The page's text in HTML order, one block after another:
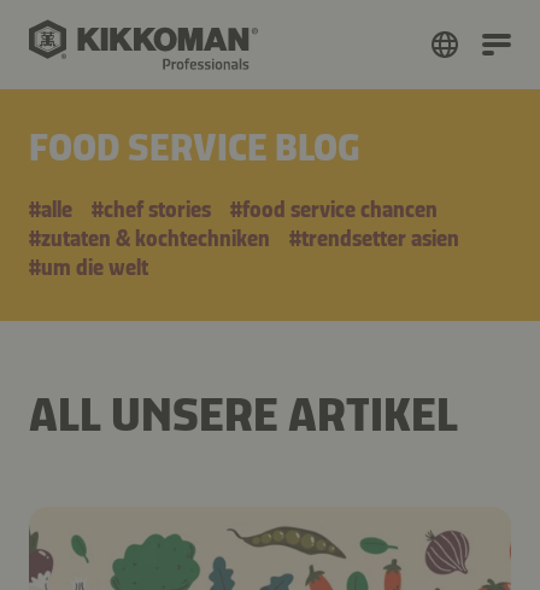
FOOD SERVICE BLOG
#alle #chef stories
#food service chancen
#zutaten & kochtechniken
#trendsetter asien
#um die welt
ALL UNSERE ARTIKEL